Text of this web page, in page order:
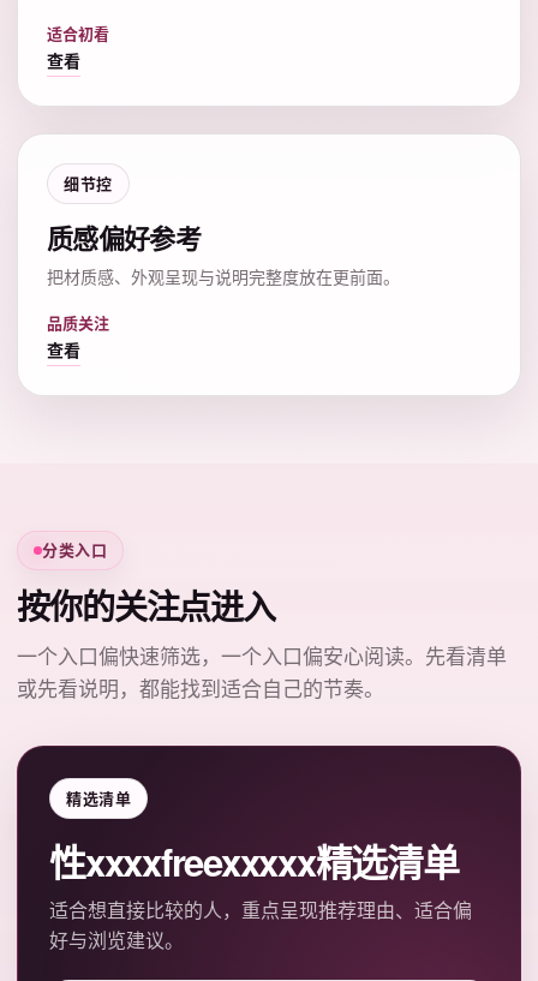
适合初看
查看
细节控
质感偏好参考
把材质感、外观呈现与说明完整度放在更前面。
品质关注
查看
分类入口
按你的关注点进入
一个入口偏快速筛选，一个入口偏安心阅读。先看清单
或先看说明，都能找到适合自己的节奏。
精选清单
性xxxxfreexxxxx精选清单
适合想直接比较的人，重点呈现推荐理由、适合偏
好与浏览建议。